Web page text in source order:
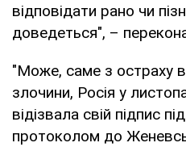
відповідати рано чи
доведеться", –
"Може, саме з остраху
злочини, Росія у
відізвала свій підпис
протоколом до